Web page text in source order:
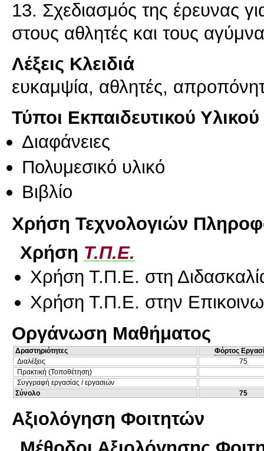
13. Σχεδιασμός της έρευνας
στους αθλητές και τους
Λέξεις Κλειδιά
ευκαμψία, αθλητές,
Τύποι Εκπαιδευτικού Υλικού
Διαφάνειες
Πολυμεσικό υλικό
Βιβλίο
Χρήση Τεχνολογιών
Χρήση Τ.Π.Ε.
Χρήση Τ.Π.Ε. στη
Χρήση Τ.Π.Ε. στην
Οργάνωση Μαθήματος
Δραστηριότητες
Φόρτος
Διαλέξεις
75
Πρακτική (Τοποθέτηση)
Συγγραφή εργασίας / εργασιών
Σύνολο
75
Αξιολόγηση Φοιτητών